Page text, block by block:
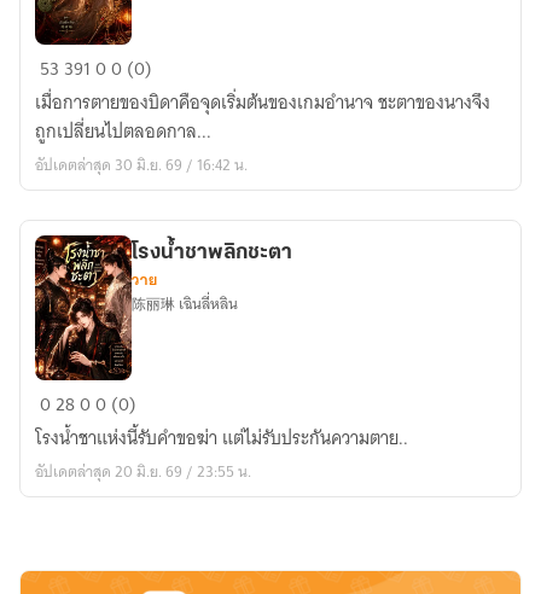
ม่าน
หยก
ซ่อน
มังกร
玉
藏
龙
53 39100 (0)
เมื่อการตายของบิดาคือจุดเริ่มต้นของเกมอำนาจ ชะตาของนางจึง
ถูกเปลี่ยนไปตลอดกาล...
อัปเดตล่าสุด 30 มิ.ย. 69 / 16:42 น.
โรง
น้ำ
ชา
พลิก
โรงน้ำชาพลิกชะตา
วาย
陈丽琳 เฉินลี่หลิน
02800 (0)
โรงน้ำชาแห่งนี้รับคำขอฆ่า แต่ไม่รับประกันความตาย..
อัปเดตล่าสุด 20 มิ.ย. 69 / 23:55 น.